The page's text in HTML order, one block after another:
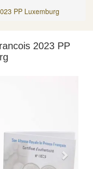
PP Luxemburg
2023 PP
Next